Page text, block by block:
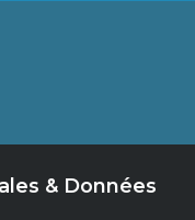
& Données